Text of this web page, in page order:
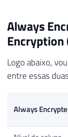
Always
Encryption
Logo abaixo,
entre essas
Always